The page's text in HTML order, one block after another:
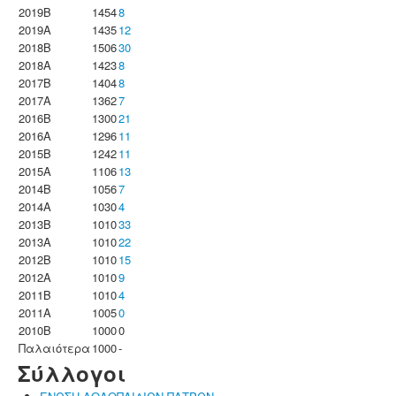
2019B
14548
2019A
143512
2018B
150630
2018A
14238
2017B
14048
2017A
13627
2016B
130021
2016A
129611
2015B
124211
2015A
110613
2014B
10567
2014A
10304
2013B
101033
2013A
101022
2012B
101015
2012A
10109
2011B
10104
2011A
10050
2010B
10000
Παλαιότερα 1000-
Σύλλογοι